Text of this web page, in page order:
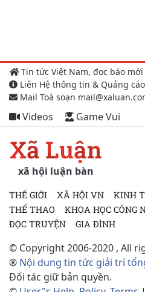
Tin tức Việt Nam, đọc báo
Liên Hệ thông tin & Quảng cáo
Mail Toà soạn
Videos Game Vui
Xã Luận
xã hội luận bàn
THẾ GIỚI XÃ HỘI VN KINH
THỂ THAO
KHOA HỌC CÔNG
ĐỌC TRUYỆN
GIA ĐÌNH
© Copyright 2006-2020 , All
® Nội dung tin tức giải trí
Đối tác giữ bản quyền.